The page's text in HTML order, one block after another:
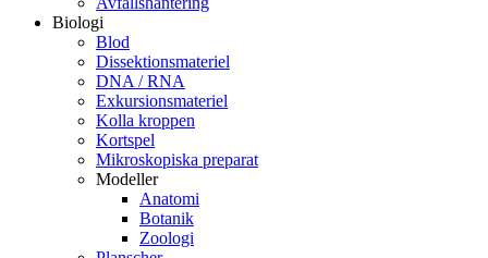
Biologi
Blod
Dissektionsmateriel
DNA / RNA
Exkursionsmateriel
Kolla kroppen
Kortspel
Mikroskopiska preparat
Modeller
Anatomi
Botanik
Zoologi